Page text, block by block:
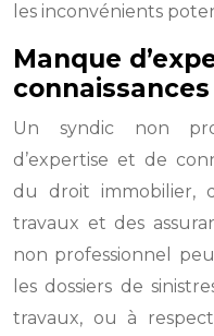
les inconvénients
Manque
connaissances
Un syndic non
d’expertise et de
du droit immobilier,
travaux et des
non professionnel
les dossiers de
travaux, ou à